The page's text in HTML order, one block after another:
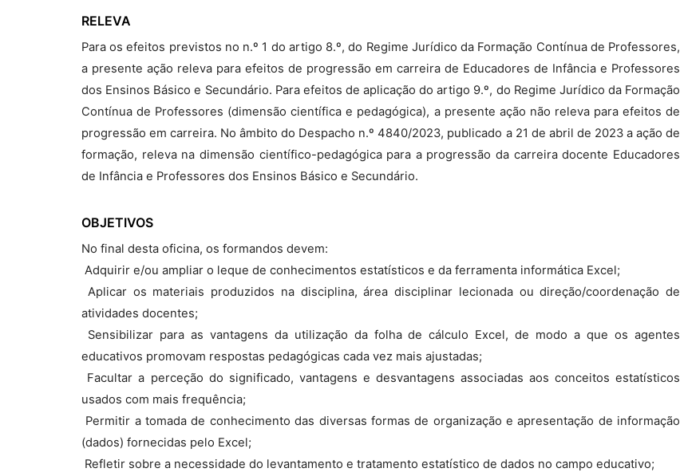
RELEVA
Para os efeitos previstos no n.º 1 do artigo 8.º, do Regime Jurídico da Formação Contínua de Professores,
a presente ação releva para efeitos de progressão em carreira de Educadores de Infância e Professores
dos Ensinos Básico e Secundário. Para efeitos de aplicação do artigo 9.º, do Regime Jurídico da Formação
Contínua de Professores (dimensão científica e pedagógica), a presente ação não releva para efeitos de
progressão em carreira. No âmbito do Despacho n.º 4840/2023, publicado a 21 de abril de 2023 a ação de
formação, releva na dimensão científico-pedagógica para a progressão da carreira docente Educadores
de Infância e Professores dos Ensinos Básico e Secundário.
OBJETIVOS
No final desta oficina, os formandos devem:
 Adquirir e/ou ampliar o leque de conhecimentos estatísticos e da ferramenta informática Excel;
 Aplicar os materiais produzidos na disciplina, área disciplinar lecionada ou direção/coordenação de
atividades docentes;
 Sensibilizar para as vantagens da utilização da folha de cálculo Excel, de modo a que os agentes
educativos promovam respostas pedagógicas cada vez mais ajustadas;
 Facultar a perceção do significado, vantagens e desvantagens associadas aos conceitos estatísticos
usados com mais frequência;
 Permitir a tomada de conhecimento das diversas formas de organização e apresentação de informação
(dados) fornecidas pelo Excel;
 Refletir sobre a necessidade do levantamento e tratamento estatístico de dados no campo educativo;